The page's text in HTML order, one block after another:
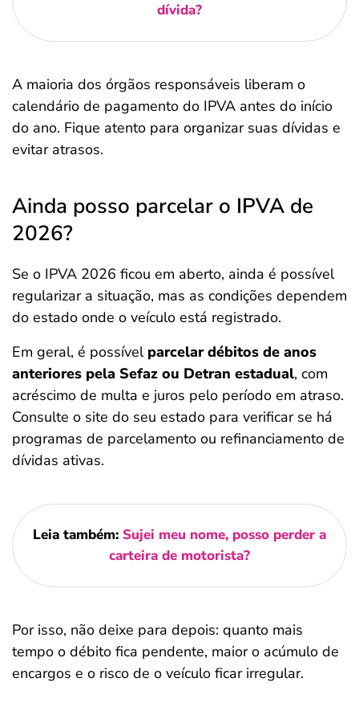
dívida?
A maioria dos órgãos responsáveis liberam o
calendário de pagamento do IPVA antes do início
do ano. Fique atento para organizar suas dívidas e
evitar atrasos.
Ainda posso parcelar o IPVA de
2026?
Se o IPVA 2026 ficou em aberto, ainda é possível
regularizar a situação, mas as condições dependem
do estado onde o veículo está registrado.
Em geral, é possível parcelar débitos de anos
anteriores pela Sefaz ou Detran estadual, com
acréscimo de multa e juros pelo período em atraso.
Consulte o site do seu estado para verificar se há
programas de parcelamento ou refinanciamento de
dívidas ativas.
Leia também: Sujei meu nome, posso perder a
carteira de motorista?
Por isso, não deixe para depois: quanto mais
tempo o débito fica pendente, maior o acúmulo de
encargos e o risco de o veículo ficar irregular.